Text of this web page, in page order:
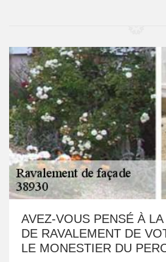
AVEZ-VOUS PENSÉ À
DE RAVALEMENT DE
LE MONESTIER DU